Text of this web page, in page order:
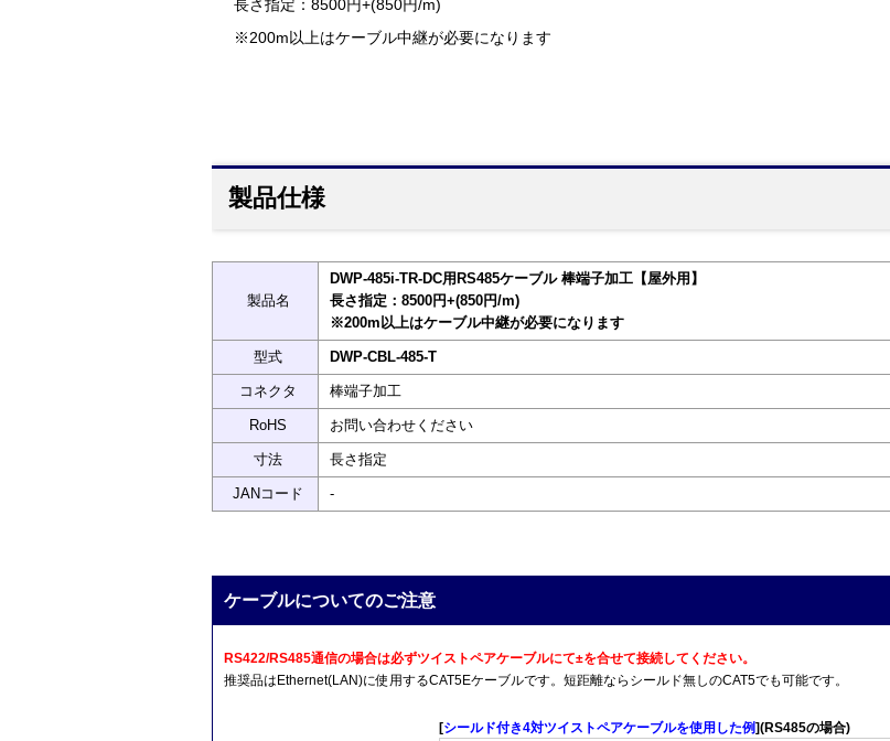
長さ指定：8500円+(850円/m)
※200m以上はケーブル中継が必要になります
製品仕様
製品名
DWP-485i-TR-DC用RS485ケーブル 棒端子加工【屋外用】
長さ指定：8500円+(850円/m)
※200m以上はケーブル中継が必要になります
型式 DWP-CBL-485-T
コネクタ 棒端子加工
RoHS お問い合わせください
寸法 長さ指定
JANコード -
ケーブルについてのご注意
RS422/RS485通信の場合は必ずツイストペアケーブルにて±を合せて接続してください。
推奨品はEthernet(LAN)に使用するCAT5Eケーブルです。短距離ならシールド無しのCAT5でも可能です。
[シールド付き4対ツイストペアケーブルを使用した例](RS485の場合)